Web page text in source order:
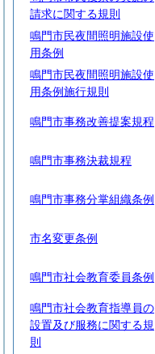
請求に関する規則
鳴門市民夜間照明施設使
用条例
鳴門市民夜間照明施設使
用条例施行規則
鳴門市事務改善提案規程
鳴門市事務決裁規程
鳴門市事務分掌組織条例
市名変更条例
鳴門市社会教育委員条例
鳴門市社会教育指導員の
設置及び服務に関する規
則